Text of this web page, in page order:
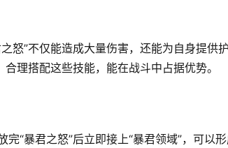
怒”不仅能造成大量伤害，还能为自身提供护
理搭配这些技能，能在战斗中占据优势。
“暴君之怒”后立即接上“暴君领域”，可以